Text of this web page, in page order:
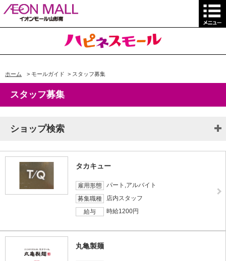
ホーム > モールガイド > スタッフ募集
スタッフ募集
ショップ検索
タカキュー
雇用形態
パート,アルバイト
募集職種
店内スタッフ
給与
時給1200円
丸亀製麺